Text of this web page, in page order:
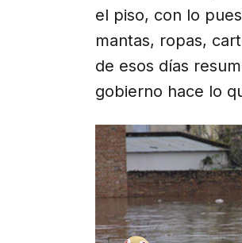
el piso, con lo
mantas, ropas,
de esos días
gobierno hace lo